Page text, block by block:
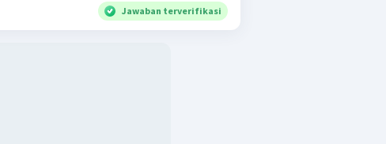
Jawaban terverifikasi